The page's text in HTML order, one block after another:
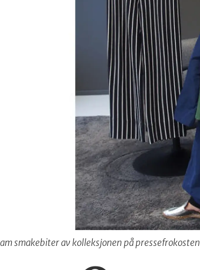
smakebiter av kolleksjonen på pressefrokosten